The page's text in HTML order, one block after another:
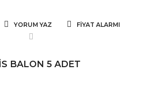
YORUM YAZ FIYAT ALARMI
BALON 5 ADET